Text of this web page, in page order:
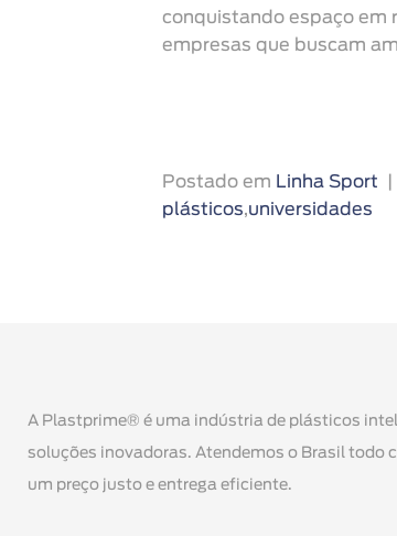
conquistando espaço em
empresas que buscam
Postado em Linha Sport
plásticos,universidades
A Plastprime® é uma indústria de plásticos
soluções inovadoras. Atendemos o Brasil todo
um preço justo e entrega eficiente.